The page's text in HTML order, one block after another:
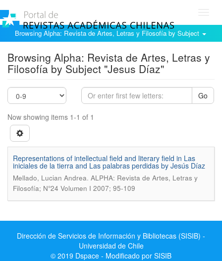
Browsing Alpha: Revista de Artes, Letras y Filosofía by Subject
Browsing Alpha: Revista de Artes, Letras y
Filosofía by Subject "Jesus Díaz"
Go
Now showing items 1-1 of 1
Representations of intellectual field and literary field in Las
iniciales de la tierra and Las palabras perdidas by Jesús Díaz
Mellado, Lucian Andrea. ALPHA: Revista de Artes, Letras y
Filosofía; N°24 Volumen I 2007; 95-109
Dirección de Servicios de Información y Bibliotecas (SISIB) -
Universidad de Chile
© 2019 Dspace - Modificado por SISIB